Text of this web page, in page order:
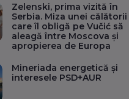
Zelenski, prima vizită în
Serbia. Miza unei călătorii
care îl obligă pe Vučić să
aleagă între Moscova și
apropierea de Europa
Mineriada energetică și
interesele PSD+AUR